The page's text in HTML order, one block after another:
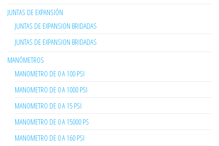
JUNTAS DE EXPANSIÓN
JUNTAS DE EXPANSION BRIDADAS
JUNTAS DE EXPANSION BRIDADAS
MANÓMETROS
MANOMETRO DE 0 A 100 PSI
MANOMETRO DE 0 A 1000 PSI
MANOMETRO DE 0 A 15 PSI
MANOMETRO DE 0 A 15000 PS
MANOMETRO DE 0 A 160 PSI